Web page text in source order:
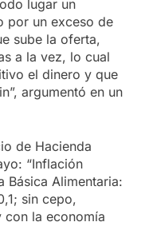
lugar un
por un exceso de
sube la oferta,
a la vez, lo cual
el dinero y que
argumentó en un
de Hacienda
“Inflación
Básica Alimentaria:
sin cepo,
la economía